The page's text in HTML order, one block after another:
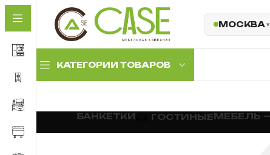
МОСКВА
КАТЕГОРИИ ТОВАРОВ
прихожихБАНКЕТКИ ГОСТИНЫЕМЕБЕЛЬ